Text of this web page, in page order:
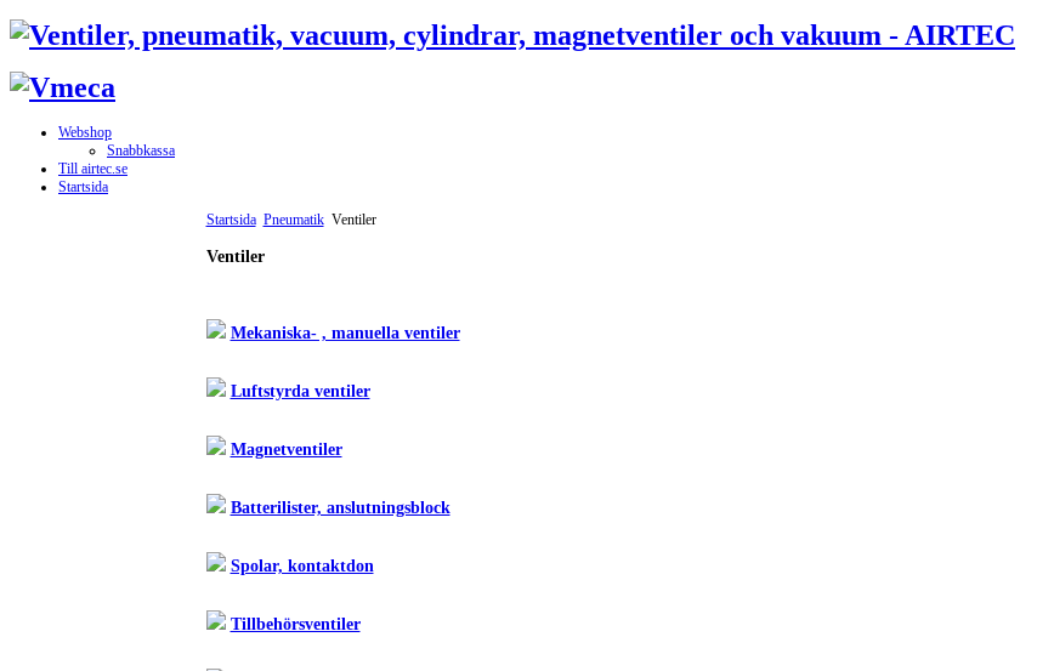
Webshop
Snabbkassa
Till airtec.se
Startsida
Startsida Pneumatik Ventiler
Ventiler
Mekaniska- , manuella ventiler
Luftstyrda ventiler
Magnetventiler
Batterilister, anslutningsblock
Spolar, kontaktdon
Tillbehörsventiler